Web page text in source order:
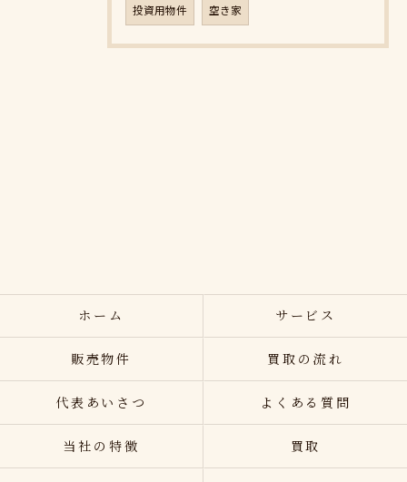
投資用物件 空き家
ホーム サービス
販売物件 買取の流れ
代表あいさつ よくある質問
当社の特徴 買取